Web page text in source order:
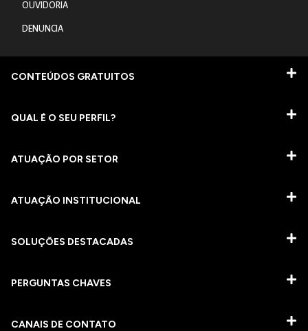
OUVIDORIA
DENUNCIA
CONTEÚDOS GRATUITOS
QUAL É O SEU PERFIL?
ATUAÇÃO POR SETOR
ATUAÇÃO INSTITUCIONAL
SOLUÇÕES DESTACADAS
PERGUNTAS CHAVES​
CANAIS DE CONTATO